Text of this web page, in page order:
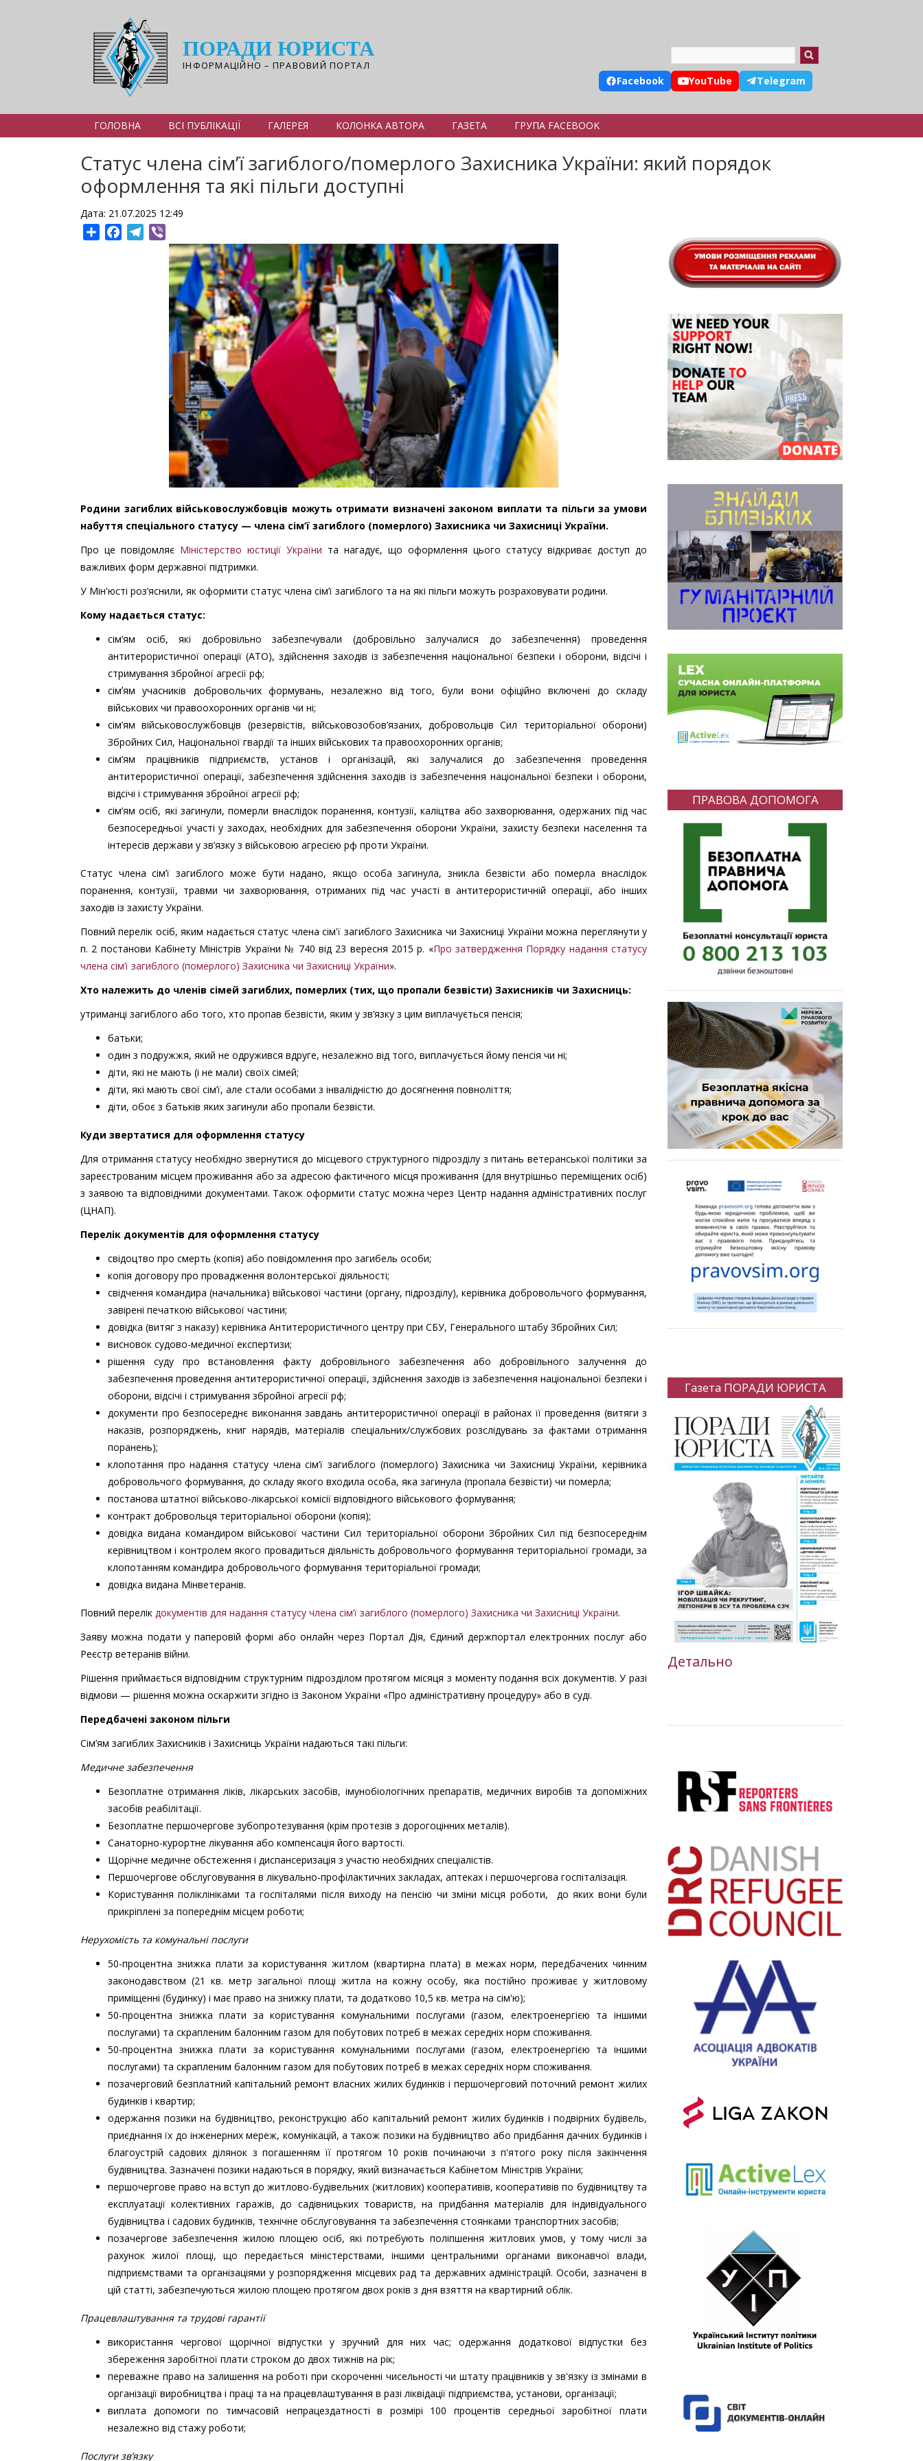
ПОРАДИ ЮРИСТА
ІНФОРМАЦІЙНО – ПРАВОВИЙ ПОРТАЛ
Facebook YouTube Telegram
ГОЛОВНА ВСІ ПУБЛІКАЦІЇ ГАЛЕРЕЯ КОЛОНКА АВТОРА ГАЗЕТА ГРУПА FACEBOOK
Статус члена сім’ї загиблого/померлого Захисника України: який порядок
оформлення та які пільги доступні
Дата: 21.07.2025 12:49
ShareFacebookTelegram
Родини загиблих військовослужбовців можуть отримати визначені законом виплати та пільги за умови
набуття спеціального статусу — члена сім’ї загиблого (померлого) Захисника чи Захисниці України.
Про це повідомляє Міністерство юстиції України та нагадує, що оформлення цього статусу відкриває доступ до
важливих форм державної підтримки.
У Мін'юсті роз’яснили, як оформити статус члена сім’ї загиблого та на які пільги можуть розраховувати родини.
Кому надається статус:
сім’ям осіб, які добровільно забезпечували (добровільно залучалися до забезпечення) проведення
антитерористичної операції (АТО), здійснення заходів із забезпечення національної безпеки і оборони, відсічі і
стримування збройної агресії рф;
сімʼям учасників добровольчих формувань, незалежно від того, були вони офіційно включені до складу
військових чи правоохоронних органів чи ні;
сім’ям військовослужбовців (резервістів, військовозобов’язаних, добровольців Сил територіальної оборони)
Збройних Сил, Національної гвардії та інших військових та правоохоронних органів;
сім’ям працівників підприємств, установ і організацій, які залучалися до забезпечення проведення
антитерористичної операції, забезпечення здійснення заходів із забезпечення національної безпеки і оборони,
відсічі і стримування збройної агресії рф;
сім’ям осіб, які загинули, померли внаслідок поранення, контузії, каліцтва або захворювання, одержаних під час
безпосередньої участі у заходах, необхідних для забезпечення оборони України, захисту безпеки населення та
інтересів держави у зв’язку з військовою агресією рф проти України.
Статус члена сім’ї загиблого може бути надано, якщо особа загинула, зникла безвісти або померла внаслідок
поранення, контузії, травми чи захворювання, отриманих під час участі в антитерористичній операції, або інших
заходів із захисту України.
Повний перелік осіб, яким надається статус члена сім'ї загиблого Захисника чи Захисниці України можна переглянути у
п. 2 постанови Кабінету Міністрів України № 740 від 23 вересня 2015 р. «Про затвердження Порядку надання статусу
члена сім’ї загиблого (померлого) Захисника чи Захисниці України».
Хто належить до членів сімей загиблих, померлих (тих, що пропали безвісти) Захисників чи Захисниць:
утриманці загиблого або того, хто пропав безвісти, яким у зв’язку з цим виплачується пенсія;
батьки;
один з подружжя, який не одружився вдруге, незалежно від того, виплачується йому пенсія чи ні;
діти, які не мають (і не мали) своїх сімей;
діти, які мають свої сім’ї, але стали особами з інвалідністю до досягнення повноліття;
діти, обоє з батьків яких загинули або пропали безвісти.
Куди звертатися для оформлення статусу
Для отримання статусу необхідно звернутися до місцевого структурного підрозділу з питань ветеранської політики за
зареєстрованим місцем проживання або за адресою фактичного місця проживання (для внутрішньо переміщених осіб)
з заявою та відповідними документами. Також оформити статус можна через Центр надання адміністративних послуг
(ЦНАП).
Перелік документів для оформлення статусу
свідоцтво про смерть (копія) або повідомлення про загибель особи;
копія договору про провадження волонтерської діяльності;
свідчення командира (начальника) військової частини (органу, підрозділу), керівника добровольчого формування,
завірені печаткою військової частини;
довідка (витяг з наказу) керівника Антитерористичного центру при СБУ, Генерального штабу Збройних Сил;
висновок судово-медичної експертизи;
рішення суду про встановлення факту добровільного забезпечення або добровільного залучення до
забезпечення проведення антитерористичної операції, здійснення заходів із забезпечення національної безпеки і
оборони, відсічі і стримування збройної агресії рф;
документи про безпосереднє виконання завдань антитерористичної операції в районах її проведення (витяги з
наказів, розпоряджень, книг нарядів, матеріалів спеціальних/службових розслідувань за фактами отримання
поранень);
клопотання про надання статусу члена сім’ї загиблого (померлого) Захисника чи Захисниці України, керівника
добровольчого формування, до складу якого входила особа, яка загинула (пропала безвісти) чи померла;
постанова штатної військово-лікарської комісії відповідного військового формування;
контракт добровольця територіальної оборони (копія);
довідка видана командиром військової частини Сил територіальної оборони Збройних Сил під безпосереднім
керівництвом і контролем якого провадиться діяльність добровольчого формування територіальної громади, за
клопотанням командира добровольчого формування територіальної громади;
довідка видана Мінветеранів.
Повний перелік документів для надання статусу члена сім’ї загиблого (померлого) Захисника чи Захисниці України.
Заяву можна подати у паперовій формі або онлайн через Портал Дія, Єдиний держпортал електронних послуг або
Реєстр ветеранів війни.
Рішення приймається відповідним структурним підрозділом протягом місяця з моменту подання всіх документів. У разі
відмови — рішення можна оскаржити згідно із Законом України «Про адміністративну процедуру» або в суді.
Передбачені законом пільги
Сім’ям загиблих Захисників і Захисниць України надаються такі пільги:
Медичне забезпечення
Безоплатне отримання ліків, лікарських засобів, імунобіологічних препаратів, медичних виробів та допоміжних
засобів реабілітації.
Безоплатне першочергове зубопротезування (крім протезів з дорогоцінних металів).
Санаторно-курортне лікування або компенсація його вартості.
Щорічне медичне обстеження і диспансеризація з участю необхідних спеціалістів.
Першочергове обслуговування в лікувально-профілактичних закладах, аптеках і першочергова госпіталізація.
Користування поліклініками та госпіталями після виходу на пенсію чи зміни місця роботи, до яких вони були
прикріплені за попереднім місцем роботи;
Нерухомість та комунальні послуги
50-процентна знижка плати за користування житлом (квартирна плата) в межах норм, передбачених чинним
законодавством (21 кв. метр загальної площі житла на кожну особу, яка постійно проживає у житловому
приміщенні (будинку) і має право на знижку плати, та додатково 10,5 кв. метра на сім'ю);
50-процентна знижка плати за користування комунальними послугами (газом, електроенергією та іншими
послугами) та скрапленим балонним газом для побутових потреб в межах середніх норм споживання.
50-процентна знижка плати за користування комунальними послугами (газом, електроенергією та іншими
послугами) та скрапленим балонним газом для побутових потреб в межах середніх норм споживання.
позачерговий безплатний капітальний ремонт власних жилих будинків і першочерговий поточний ремонт жилих
будинків і квартир;
одержання позики на будівництво, реконструкцію або капітальний ремонт жилих будинків і подвірних будівель,
приєднання їх до інженерних мереж, комунікацій, а також позики на будівництво або придбання дачних будинків і
благоустрій садових ділянок з погашенням її протягом 10 років починаючи з п'ятого року після закінчення
будівництва. Зазначені позики надаються в порядку, який визначається Кабінетом Міністрів України;
першочергове право на вступ до житлово-будівельних (житлових) кооперативів, кооперативів по будівництву та
експлуатації колективних гаражів, до садівницьких товариств, на придбання матеріалів для індивідуального
будівництва і садових будинків, технічне обслуговування та забезпечення стоянками транспортних засобів;
позачергове забезпечення жилою площею осіб, які потребують поліпшення житлових умов, у тому числі за
рахунок жилої площі, що передається міністерствами, іншими центральними органами виконавчої влади,
підприємствами та організаціями у розпорядження місцевих рад та державних адміністрацій. Особи, зазначені в
цій статті, забезпечуються жилою площею протягом двох років з дня взяття на квартирний облік.
Працевлаштування та трудові гарантії
використання чергової щорічної відпустки у зручний для них час; одержання додаткової відпустки без
збереження заробітної плати строком до двох тижнів на рік;
переважне право на залишення на роботі при скороченні чисельності чи штату працівників у зв'язку із змінами в
організації виробництва і праці та на працевлаштування в разі ліквідації підприємства, установи, організації;
виплата допомоги по тимчасовій непрацездатності в розмірі 100 процентів середньої заробітної плати
незалежно від стажу роботи;
Послуги звʼязку
ПРАВОВА ДОПОМОГА
Газета ПОРАДИ ЮРИСТА
Детально